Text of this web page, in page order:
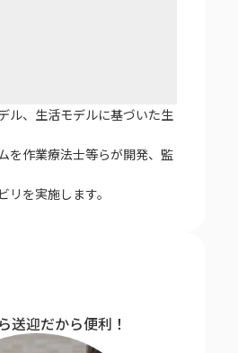
ル、生活モデルに基づいた生
を作業療法士等らが開発、監
リを実施します。
送迎だから便利！